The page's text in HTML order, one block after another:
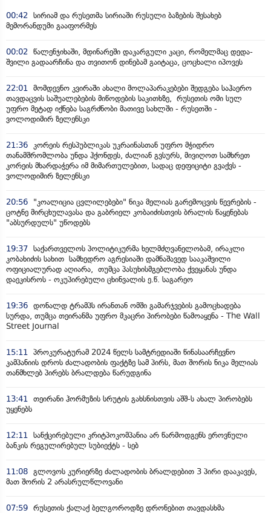
00:42 სირიამ და რუსეთმა სირიაში რუსული ბაზების შესახებ
მემორანდუმი გააფორმეს
00:02 წალენჯიხაში, მდინარეში დაკარგული კაცი, რომელმაც დედა-
შვილი გადაარჩინა და თვითონ დინებამ გაიტაცა, ცოცხალი იპოვეს
22:01 მომდევნო კვირაში ახალი მოლაპარაკებები შედგება საჰაერო
თავდაცვის საშუალებების მიწოდების საკითხზე, რუსეთის ომი სულ
უფრო მეტად იქნება საგრძნობი მათივე სახლში - რუსეთში -
ვოლოდიმირ ზელენსკი
21:36 კორეის რესპუბლიკას უკრაინასთან უფრო მჭიდრო
თანამშრომლობა უნდა ჰქონდეს, ძალიან გვსურს, მივიღოთ სამხრეთ
კორეის მხარდაჭერა იმ მიმართულებით, სადაც დეფიციტი გვაქვს -
ვოლოდიმირ ზელენსკი
20:56
"კოალიცია ცვლილებები" ნიკა მელიას გარემოცვის წევრების -
ცოტნე მირცხულავასა და გაბრიელ კობაიძისთვის ბრალის წაყენებას
"აბსურდულს" უწოდებს
19:37 საქართველოს პოლიტიკურმა ხელმძღვანელობამ, ირაკლი
კობახიძის სახით სამხედრო აგრესიაში დამნაშავედ სააკაშვილი
ოფიციალურად აღიარა, თუმცა პასუხისმგებლობა ქვეყანას უნდა
დაეკისროს - ოკუპირებული ცხინვალის ე.წ. საგარეო
19:36 დონალდ ტრამპს ირანთან ომში გამარჯვების გამოცხადება
სურდა, თუმცა თეირანმა უფრო მკაცრი პირობები წამოაყენა - The Wall
Street Journal
15:11 პროკურატურამ 2024 წელს სამტრედიაში წინასაარჩევნო
კამპანიის დროს ძალადობის ფაქტზე სამ პირს, მათ შორის ნიკა მელიას
თანმხლებ პირებს ბრალდება წარუდგინა
13:41 თეირანი ჰორმუზის სრუტის გახსნისთვის აშშ-ს ახალ პირობებს
უყენებს
12:11 სანქცირებული კრიტპოკომპანია არ წარმოდგენს ეროვნული
ბანკის რეგულირებულ სუბიექტს - სებ
11:08 გლოვოს კურიერზე ძალადობის ბრალდებით 3 პირი დააკავეს,
მათ შორის 2 არასრულწლოვანი
07:59 რუსეთის ქალაქ ბელგოროდზე დრონებით თავდასხმა